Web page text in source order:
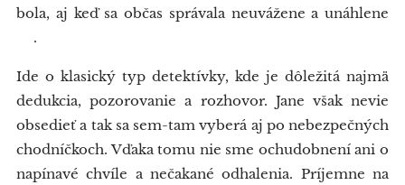
bola, aj keď sa občas správala neuvážene a unáhlene
😅.
Ide o klasický typ detektívky, kde je dôležitá najmä
dedukcia, pozorovanie a rozhovor. Jane však nevie
obsedieť a tak sa sem-tam vyberá aj po nebezpečných
chodníčkoch. Vďaka tomu nie sme ochudobnení ani o
napínavé chvíle a nečakané odhalenia. Príjemne na